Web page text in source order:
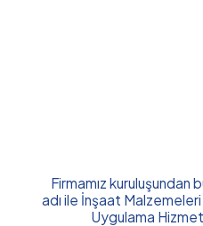
Firmamız kuruluşundan
adı ile İnşaat Malzemeleri
Uygulama